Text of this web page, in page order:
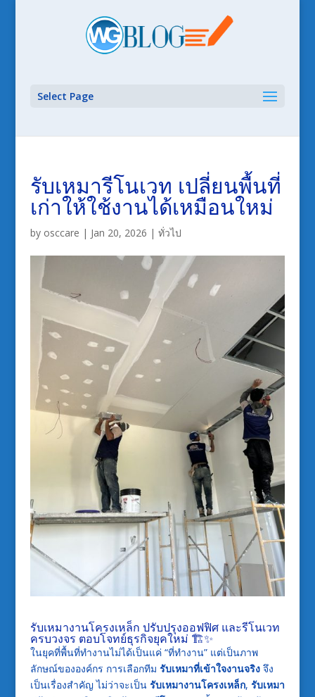
Select Page
รับเหมารีโนเวท เปลี่ยนพื้นที่
เก่าให้ใช้งานได้เหมือนใหม่
by osccare | Jan 20, 2026 | ทั่วไป
รับเหมางานโครงเหล็ก ปรับปรุงออฟฟิศ และรีโนเวท
ครบวงจร ตอบโจทย์ธุรกิจยุคใหม่ 🏗️✨
ในยุคที่พื้นที่ทำงานไม่ได้เป็นแค่ “ที่ทำงาน” แต่เป็นภาพ
ลักษณ์ขององค์กร การเลือกทีม รับเหมาที่เข้าใจงานจริงจึง
เป็นเรื่องสำคัญ ไม่ว่าจะเป็น รับเหมางานโครงเหล็ก, รับเหมา